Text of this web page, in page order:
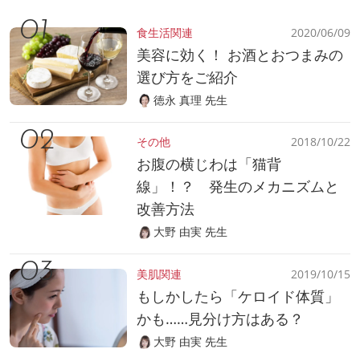
食生活関連 2020/06/09
美容に効く！ お酒とおつまみの
選び方をご紹介
徳永 真理 先生
その他 2018/10/22
お腹の横じわは「猫背
線」！？ 発生のメカニズムと
改善方法
大野 由実 先生
美肌関連 2019/10/15
もしかしたら「ケロイド体質」
かも……見分け方はある？
大野 由実 先生